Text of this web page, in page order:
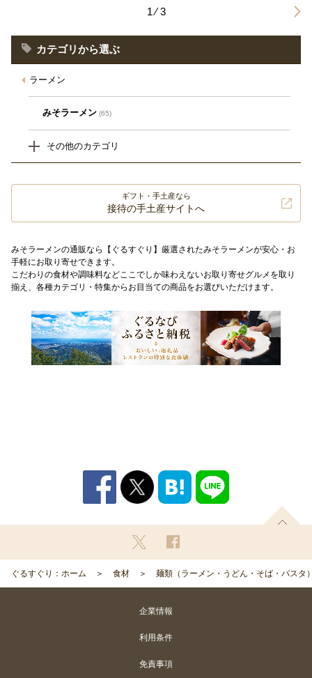
1 ⁄ 3
カテゴリから選ぶ
ラーメン
みそラーメン (65)
その他のカテゴリ
ギフト・手土産なら
接待の手土産サイトへ
みそラーメンの通販なら【ぐるすぐり】厳選されたみそラーメンが安心・お
手軽にお取り寄せできます。
こだわりの食材や調味料などここでしか味わえないお取り寄せグルメを取り
揃え、各種カテゴリ・特集からお目当ての商品をお選びいただけます。
ぐるすぐり：ホーム 食材 麺類（ラーメン・うどん・そば・パスタ
企業情報
利用条件
免責事項